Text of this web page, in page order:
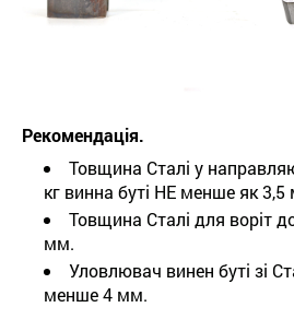
Рекомендація.
Товщина Сталі у
кг винна буті НЕ менше як
Товщина Сталі для воріт
мм.
Уловлювач винен буті зі
менше 4 мм.